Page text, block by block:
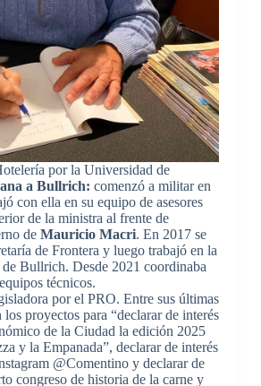
por la Universidad de
a Bullrich: comenzó a militar en
con ella en su equipo de asesores
de la ministra al frente de
de Mauricio Macri. En 2017 se
de Frontera y luego trabajó en la
Bullrich. Desde 2021 coordinaba
técnicos.
por el PRO. Entre sus últimas
los proyectos para “declarar de interés
de la Ciudad la edición 2025
y la Empanada”, declarar de interés
@Comentino y declarar de
congreso de historia de la carne y